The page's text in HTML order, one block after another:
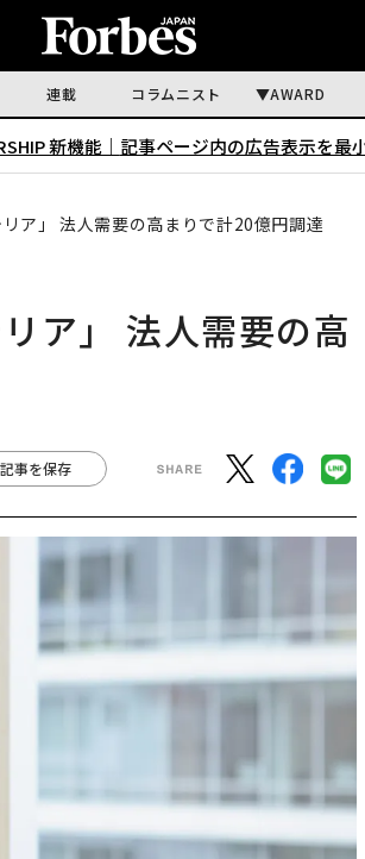
連載 コラムニスト AWARD
新機能｜ 記事ページ内の広告表示を最
ア」 法人需要の高まりで計20億円調達
ア」 法人需要の高
記事を保存